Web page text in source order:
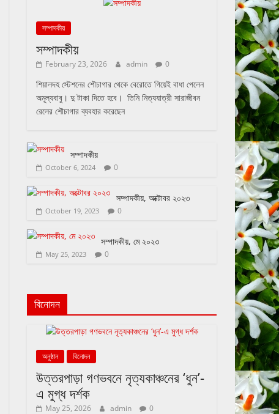
সম্পাদকীয়
সম্পাদকীয়
February 23, 2026 admin 0
শিয়ালদহ স্টেশনের শৌচাগার থেকে বেরোতে গিয়েই বাধা পেলেন
অমূল্যবাবু। দু টাকা দিতে হবে। তিনি নিত্যযাত্রী সারাজীবন
রেলের শৌচাগার ব্যবহার করেছেন
সম্পাদকীয়
October 6, 2024 0
সম্পাদকীয়, অক্টোবর ২০২৩
October 19, 2023 0
সম্পাদকীয়, মে ২০২৩
May 25, 2023 0
বিনোদন
অনুষ্ঠান বিনোদন
উত্তরপাড়া গণভবনে নৃত্যকাঞ্চনের ‘ধুন’-
এ মুগ্ধ দর্শক
May 25, 2026 admin 0